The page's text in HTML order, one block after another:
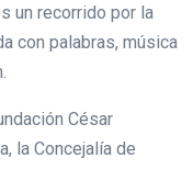
un recorrido por la
con palabras, música
César
la Concejalía de